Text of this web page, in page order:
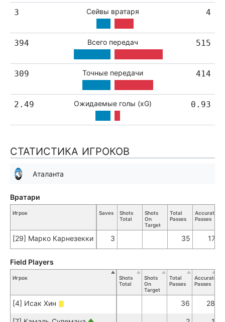
3 Сейвы вратаря 4
394 Всего передач 515
309 Точные передачи 414
2.49 Ожидаемые голы (xG) 0.93
СТАТИСТИКА ИГРОКОВ
Аталанта
Игрок Saves
Shots
Total
Shots
On
Target
Total
Passes
Accurate
Passes
[29] Марко Карнезекки 3 35 17
Вратари
Игрок
Shots
Total
Shots
On
Target
Total
Passes
Accurate
Passes
[4] Исак Хин 36 28
Field Players